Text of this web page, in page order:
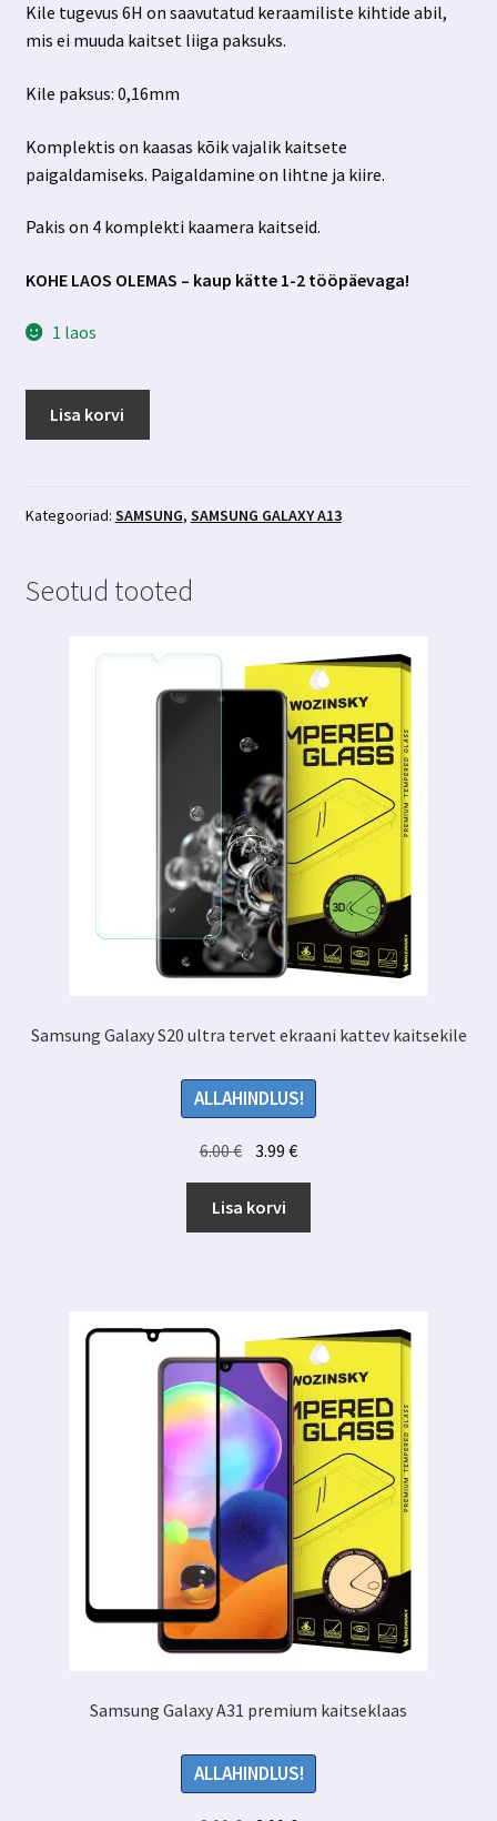
Kile tugevus 6H on saavutatud keraamiliste kihtide abil,
mis ei muuda kaitset liiga paksuks.
Kile paksus: 0,16mm
Komplektis on kaasas kõik vajalik kaitsete
paigaldamiseks. Paigaldamine on lihtne ja kiire.
Pakis on 4 komplekti kaamera kaitseid.
KOHE LAOS OLEMAS – kaup kätte 1-2 tööpäevaga!
1 laos
kaitseklaas
Protection
Lisa korvi
Kategooriad: SAMSUNG, SAMSUNG GALAXY A13
Seotud tooted
Samsung Galaxy S20 ultra tervet ekraani kattev kaitsekile
ALLAHINDLUS!
6.00€ Algne
oli:
6.00 €.
3.99€Praegune
3.99 €.
Lisa korvi
Samsung Galaxy A31 premium kaitseklaas
ALLAHINDLUS!